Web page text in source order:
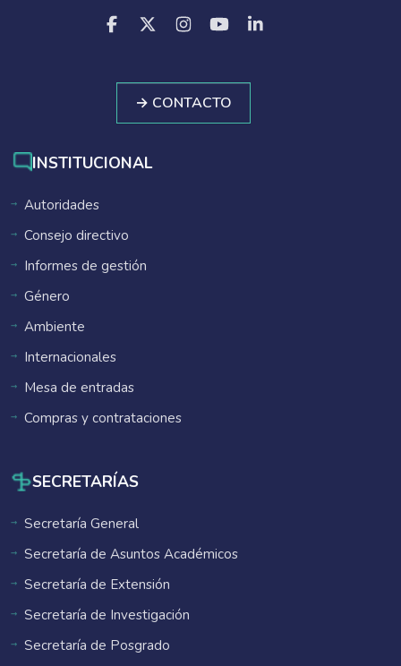
→ CONTACTO
INSTITUCIONAL
Autoridades
Consejo directivo
Informes de gestión
Género
Ambiente
Internacionales
Mesa de entradas
Compras y contrataciones
SECRETARÍAS
Secretaría General
Secretaría de Asuntos Académicos
Secretaría de Extensión
Secretaría de Investigación
Secretaría de Posgrado